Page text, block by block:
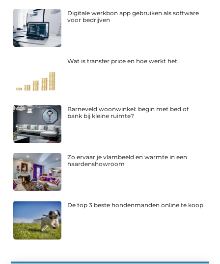
Digitale werkbon app gebruiken als software
voor bedrijven
Wat is transfer price en hoe werkt het
Barneveld woonwinkel: begin met bed of
bank bij kleine ruimte?
Zo ervaar je vlambeeld en warmte in een
haardenshowroom
De top 3 beste hondenmanden online te koop